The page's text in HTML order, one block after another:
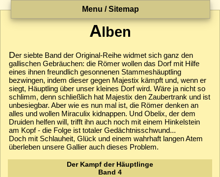
Menu / Sitemap
Alben
Der siebte Band der Original-Reihe widmet sich ganz den
gallischen Gebräuchen: die Römer wollen das Dorf mit Hilfe
eines ihnen freundlich gesonnenen Stammeshäuptling
bezwingen, indem dieser gegen Majestix kämpft und, wenn er
siegt, Häuptling über unser kleines Dorf wird. Wäre ja nicht so
schlimm, denn schließlich hat Majestix den Zaubertrank und ist
unbesiegbar. Aber wie es nun mal ist, die Römer denken an
alles und wollen Miraculix kidnappen. Und Obelix, der dem
Druiden helfen will, trifft ihn auch noch mit einem Hinkelstein
am Kopf - die Folge ist totaler Gedächtnisschwund...
Doch mit Schlauheit, Glück und einem wahrhaft langen Atem
überleben unsere Gallier auch dieses Problem.
Der Kampf der Häuptlinge
Band 4